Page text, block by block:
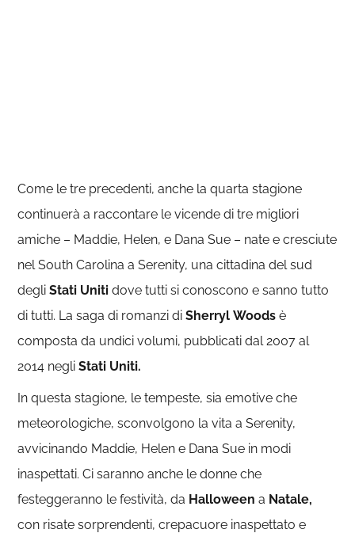
Come le tre precedenti, anche la quarta stagione
continuerà a raccontare le vicende di tre migliori
amiche – Maddie, Helen, e Dana Sue – nate e cresciute
nel South Carolina a Serenity, una cittadina del sud
degliStati Uniti dove tutti si conoscono e sanno tutto
di tutti. La saga di romanzi diSherryl Woods è
composta da undici volumi, pubblicati dal 2007 al
2014 negliStati Uniti.
In questa stagione, le tempeste, sia emotive che
meteorologiche, sconvolgono la vita a Serenity,
avvicinando Maddie, Helen e Dana Sue in modi
inaspettati. Ci saranno anche le donne che
festeggeranno le festività, da Halloween a Natale,
con risate sorprendenti, crepacuore inaspettato e